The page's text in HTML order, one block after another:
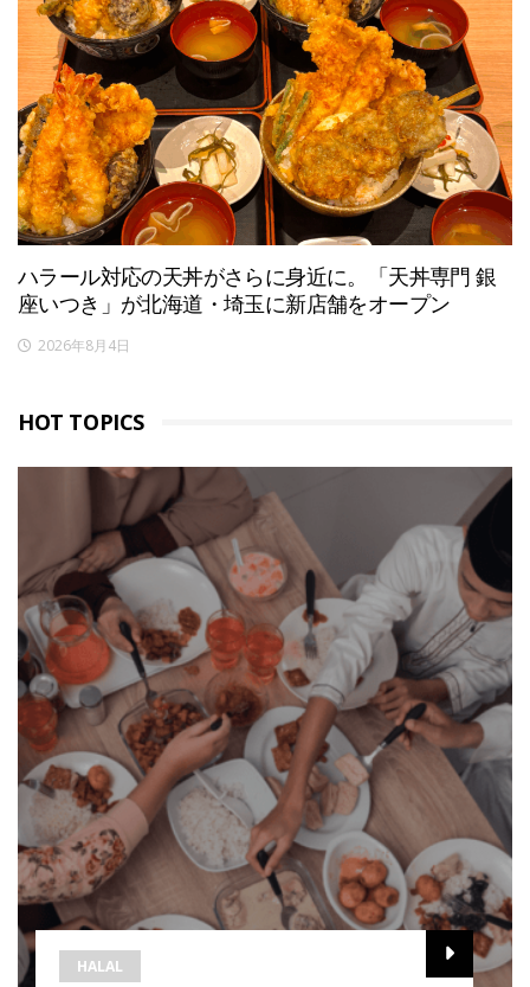
ハラール対応の天丼がさらに身近に。「天丼専門 銀
座いつき」が北海道・埼玉に新店舗をオープン
2026年8月4日
HOT TOPICS
HALAL